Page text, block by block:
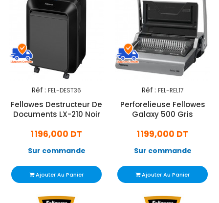
Réf : FEL-DEST36
Fellowes Destructeur De
Documents LX-210 Noir
1 196,000 DT
Sur commande
Ajouter Au Panier
Réf : FEL-REL17
Perforelieuse Fellowes
Galaxy 500 Gris
1 199,000 DT
Sur commande
Ajouter Au Panier